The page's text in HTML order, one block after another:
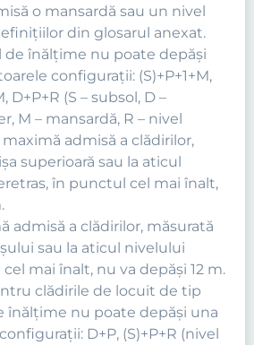
o mansardă sau un nivel
din glosarul anexat.
de înălţime nu poate depăşi
configuraţii: (S)+P+1+M,
D+P+R (S – subsol, D –
M – mansardă, R – nivel
admisă a clădirilor,
superioară sau la aticul
în punctul cel mai înalt,
admisă a clădirilor, măsurată
sau la aticul nivelului
mai înalt, nu va depăşi 12 m.
clădirile de locuit de tip
înălţime nu poate depăşi una
D+P, (S)+P+R (nivel